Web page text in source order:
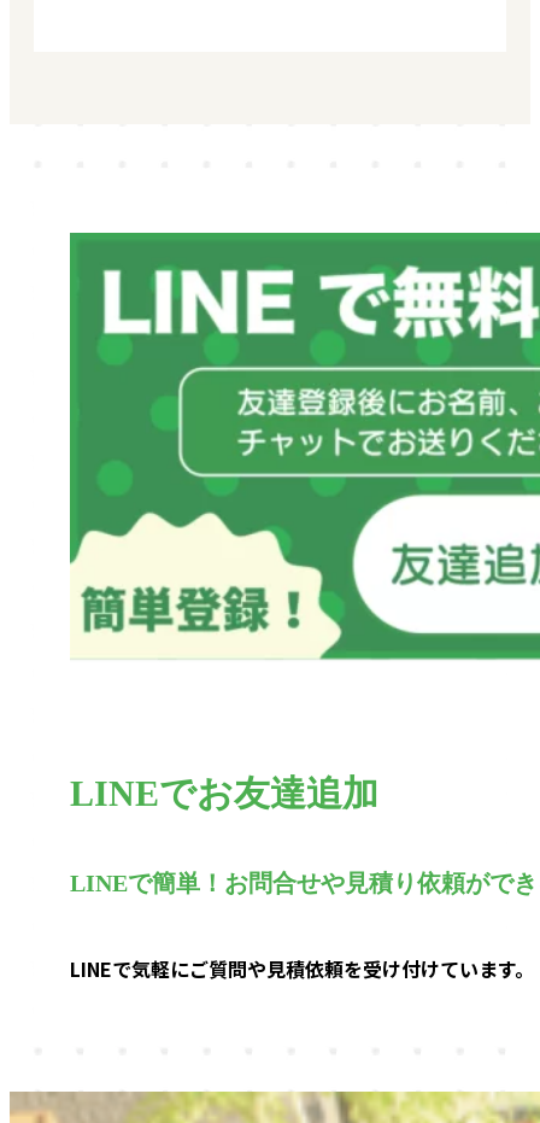
LINEでお友達追加
LINEで簡単！お問合せや見積り依頼がで
LINEで気軽にご質問や見積依頼を受け付けています。